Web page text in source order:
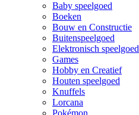
Baby speelgoed
Boeken
Bouw en Constructie
Buitenspeelgoed
Elektronisch speelgoed
Games
Hobby en Creatief
Houten speelgoed
Knuffels
Lorcana